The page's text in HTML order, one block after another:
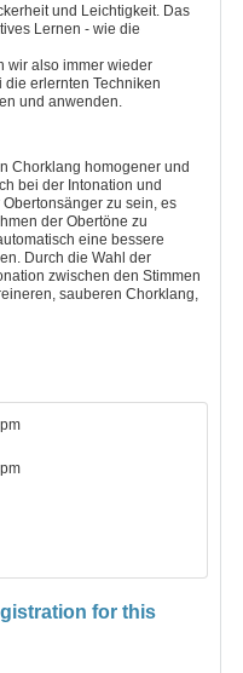
und Leichtigkeit. Das
Lernen - wie die
wir also immer wieder
erlernten Techniken
und anwenden.
Chorklang homogener und
bei der Intonation und
zu sein, es
der Obertöne zu
eine bessere
Durch die Wahl der
zwischen den Stimmen
sauberen Chorklang,
for this